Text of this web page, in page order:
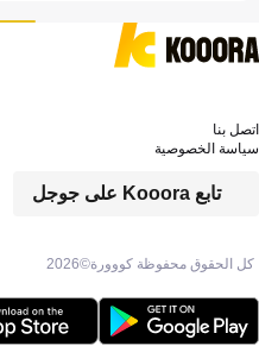
كل الحقوق محفوظة كووورة©2026
تابع Kooora على جوجل
اتصل بنا
سياسة الخصوصية